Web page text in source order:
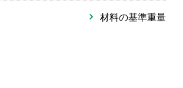
材料の基準重量